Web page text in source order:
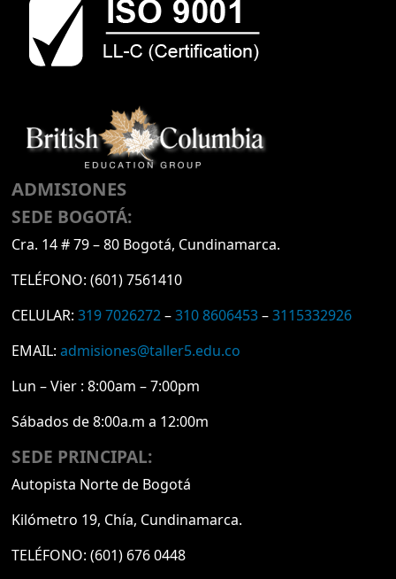
ADMISIONES
SEDE BOGOTÁ:
Cra. 14 # 79 – 80 Bogotá, Cundinamarca.
TELÉFONO:(601) 7561410
CELULAR:319 7026272–310 8606453–3115332926
EMAIL:admisiones@taller5.edu.co
Lun – Vier : 8:00am – 7:00pm
Sábados de 8:00a.m a 12:00m
SEDE PRINCIPAL:
Autopista Norte de Bogotá
Kilómetro 19, Chía, Cundinamarca.
TELÉFONO: (601) 676 0448